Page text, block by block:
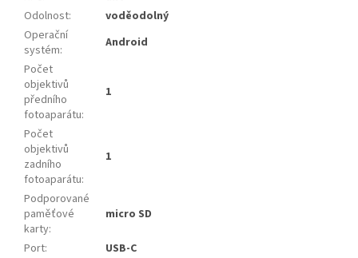
Odolnost:
voděodolný
Operační
systém:
Android
Počet
objektivů
předního
fotoaparátu:
1
Počet
objektivů
zadního
fotoaparátu:
1
Podporované
paměťové
karty:
micro SD
Port:
USB-C